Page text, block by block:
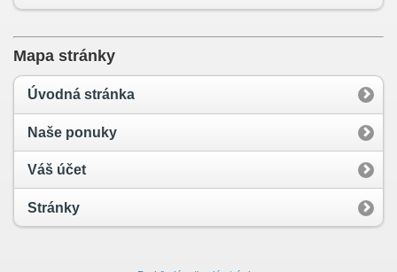
Mapa stránky
Úvodná stránka
Naše ponuky
Váš účet
Stránky